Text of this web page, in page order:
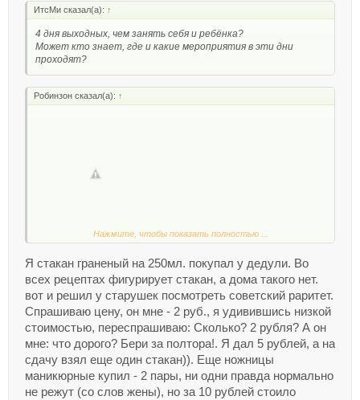
ИтсМи сказал(а): ↑
4 дня выходных, чем занять себя и ребёнка?
Может кто знает, где и какие мероприятия в эти дни
проходят?
Робинзон сказал(а): ↑
Нажмите, чтобы показать полностью ...
Я стакан граненый на 250мл. покупал у дедули. Во
всех рецептах фигурирует стакан, а дома такого нет.
вот и решил у старушек посмотреть советский раритет.
Спрашиваю цену, он мне - 2 руб., я удивившись низкой
стоимостью, переспрашиваю: Сколько? 2 рубля? А он
мне: что дорого? Бери за полтора!. Я дал 5 рублей, а на
сдачу взял еще один стакан)). Еще ножницы
маникюрные купил - 2 пары, ни одни правда нормально
не режут (со слов жены), но за 10 рублей стоило